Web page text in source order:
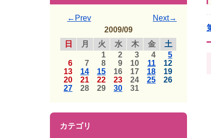
←Prev
Next→
2009/09
日
月 火 水 木 金
土
1
2 3 4
5
6
7 8 9 10 11
12
13
14 15 16 17 18
19
20
21 22 23 24 25
26
27
28 29 30 31
カテゴリ